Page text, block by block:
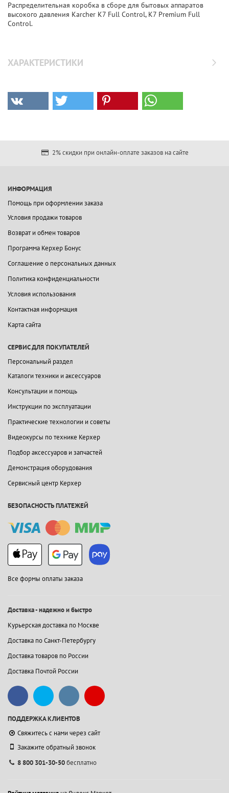
Распределительная коробка в сборе для бытовых аппаратов
высокого давления Karcher K7 Full Control, K7 Premium Full
Control.
ХАРАКТЕРИСТИКИ
2% скидки при онлайн-оплате заказов на сайте
ИНФОРМАЦИЯ
Помощь при оформлении заказа
Условия продажи товаров
Возврат и обмен товаров
Программа Керхер Бонус
Соглашение о персональных данных
Политика конфиденциальности
Условия использования
Контактная информация
Карта сайта
СЕРВИС ДЛЯ ПОКУПАТЕЛЕЙ
Персональный раздел
Каталоги техники и аксессуаров
Консультации и помощь
Инструкции по эксплуатации
Практические технологии и советы
Видеокурсы по технике Керхер
Подбор аксессуаров и запчастей
Демонстрация оборудования
Сервисный центр Керхер
БЕЗОПАСНОСТЬ ПЛАТЕЖЕЙ
Все формы оплаты заказа
Доставка - надежно и быстро
Курьерская доставка по Москве
Доставка по Санкт-Петербургу
Доставка товаров по России
Доставка Почтой России
ПОДДЕРЖКА КЛИЕНТОВ
Свяжитесь с нами через сайт
Закажите обратный звонок
8 800 301-30-50бесплатно